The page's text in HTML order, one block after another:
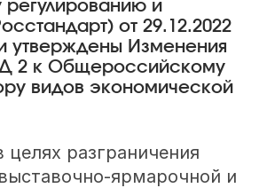
регулированию и
от 29.12.2022
утверждены Изменения
2 к Общероссийскому
видов экономической
целях разграничения
ярмарочной и